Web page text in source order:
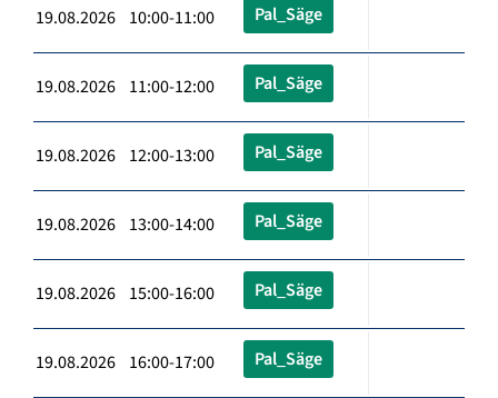
19.08.2026 10:00-11:00 Pal_Säge
19.08.2026 11:00-12:00 Pal_Säge
19.08.2026 12:00-13:00 Pal_Säge
19.08.2026 13:00-14:00 Pal_Säge
19.08.2026 15:00-16:00 Pal_Säge
19.08.2026 16:00-17:00 Pal_Säge